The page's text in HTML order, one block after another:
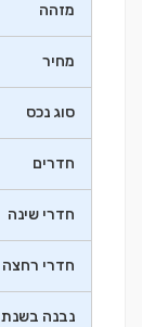
מזהה
מחיר
סוג נכס
חדרים
חדרי שינה
חדרי רחצה
נבנה בשנת